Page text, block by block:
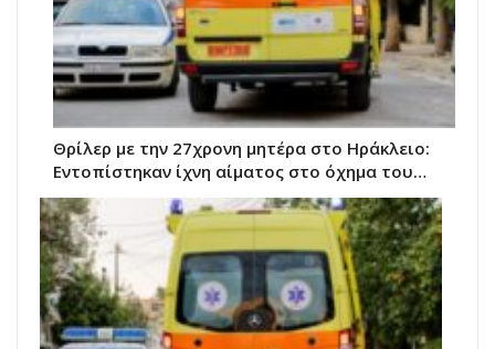
Θρίλερ με την 27χρονη μητέρα στο Ηράκλειο:
Εντοπίστηκαν ίχνη αίματος στο όχημα του…